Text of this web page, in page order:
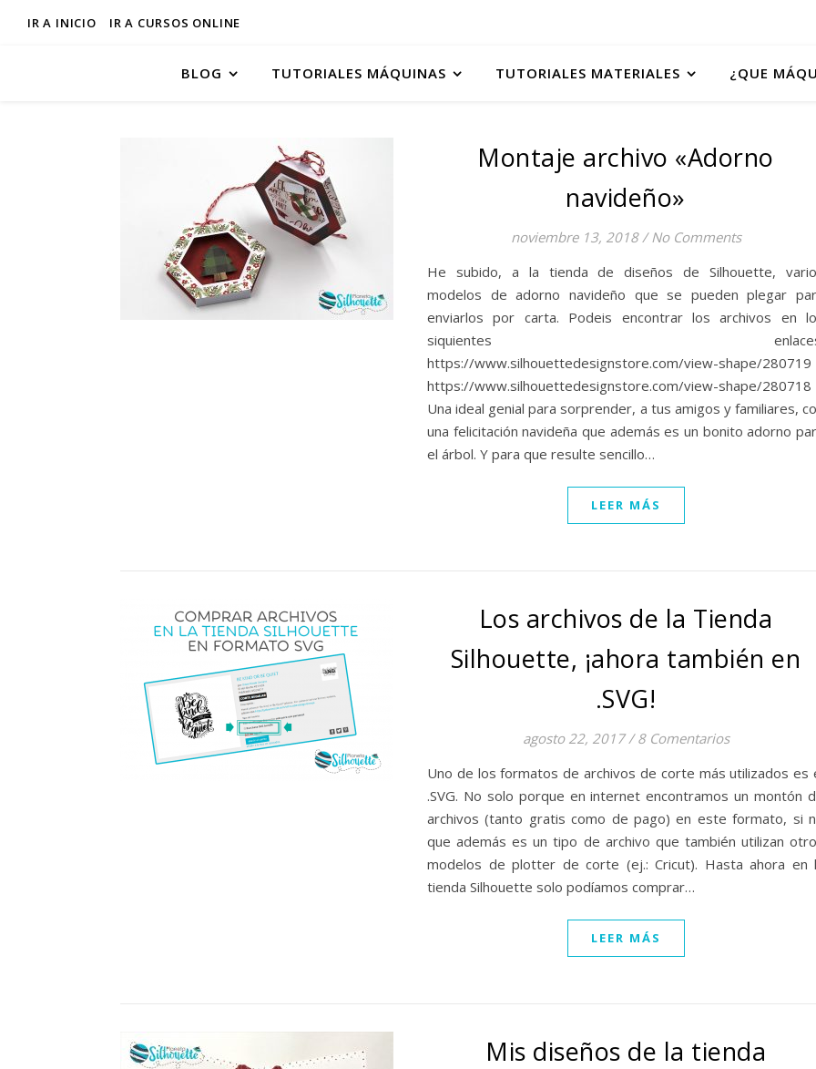
IR A INICIO IR A CURSOS ONLINE
BLOG TUTORIALES MÁQUINAS TUTORIALES MATERIALES ¿QUE
Montaje archivo «Adorno
navideño»
noviembre 13, 2018 / No Comments
He subido, a la tienda de diseños de Silhouette,
modelos de adorno navideño que se pueden plegar
enviarlos por carta. Podeis encontrar los archivos en
siquientes
https://www.silhouettedesignstore.com/view-shape/280719
https://www.silhouettedesignstore.com/view-shape/280718
Una ideal genial para sorprender, a tus amigos y familiares,
una felicitación navideña que además es un bonito adorno
el árbol. Y para que resulte sencillo…
LEER MÁS
Los archivos de la Tienda
Silhouette, ¡ahora también en
.SVG!
agosto 22, 2017 / 8 Comentarios
Uno de los formatos de archivos de corte más utilizados es
.SVG. No solo porque en internet encontramos un montón
archivos (tanto gratis como de pago) en este formato, si
que además es un tipo de archivo que también utilizan
modelos de plotter de corte (ej.: Cricut). Hasta ahora en
tienda Silhouette solo podíamos comprar…
LEER MÁS
Mis diseños de la tienda